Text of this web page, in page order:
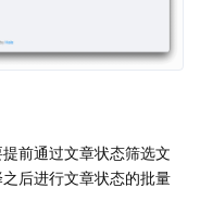
前通过文章状态筛选文
后进行文章状态的批量